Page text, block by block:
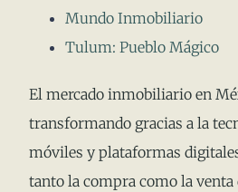
Mundo Inmobiliario
Tulum: Pueblo Mágico
El mercado inmobiliario en
transformando gracias a la
móviles y plataformas
tanto la compra como la venta